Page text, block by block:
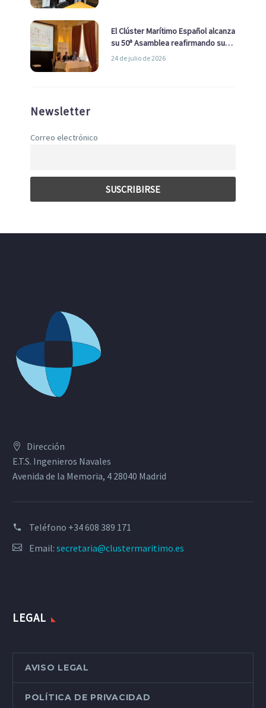
El Clúster Marítimo Español alcanza
su 50ª Asamblea reafirmando su
liderazgo en la Economía Azul
24 de julio de 2026
Newsletter
Correo electrónico
Dirección
E.T.S. Ingenieros Navales
Avenida de la Memoria, 4 28040 Madrid
Teléfono +34 608 389 171
Email: secretaria@clustermaritimo.es
LEGAL
AVISO LEGAL
POLÍTICA DE PRIVACIDAD